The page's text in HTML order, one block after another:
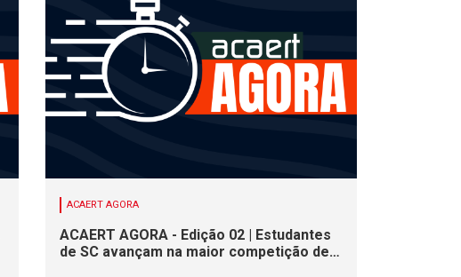
ACAERT AGORA
ACAERT AGORA - Edição 02 | Estudantes
de SC avançam na maior competição de